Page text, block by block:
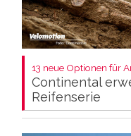
13 neue Optionen für
Continental
Reifenserie